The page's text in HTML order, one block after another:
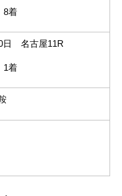
8着
日 名古屋11R
1着